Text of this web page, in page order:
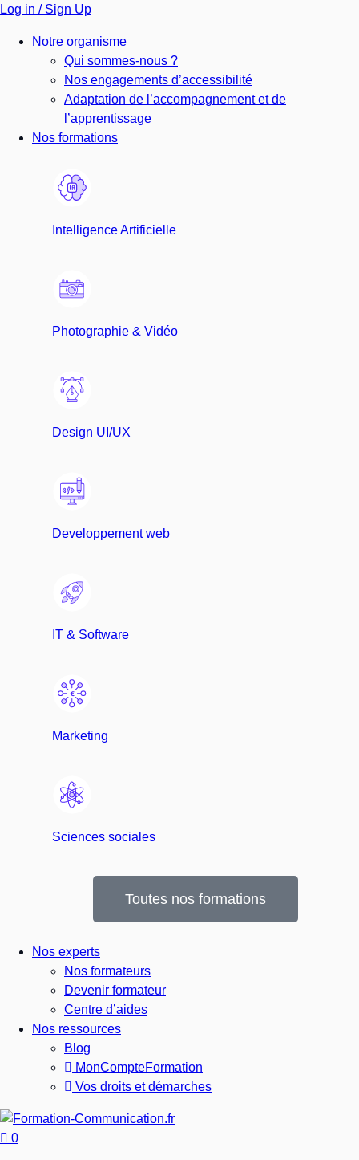
Log in / Sign Up
Notre organisme
Qui sommes-nous ?
Nos engagements d’accessibilité
Adaptation de l’accompagnement et de
l’apprentissage
Nos formations
Intelligence Artificielle
Photographie & Vidéo
Design UI/UX
Developpement web
IT & Software
Marketing
Sciences sociales
Toutes nos formations
Nos experts
Nos formateurs
Devenir formateur
Centre d’aides
Nos ressources
Blog
MonCompteFormation
Vos droits et démarches
0